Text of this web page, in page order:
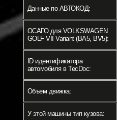
Данные по АВТОКОД:
ОСАГО для VOLKSWAGEN
GOLF VII Variant (BA5, BV5):
ID идентификатора
автомобиля в TecDoc:
Объем движка:
У этой машины тип кузова: